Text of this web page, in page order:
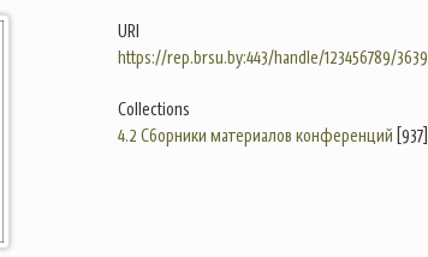
URI
https://rep.brsu.by:443/handle/123456789/3639
Collections
4.2 Сборники материалов конференций [937]